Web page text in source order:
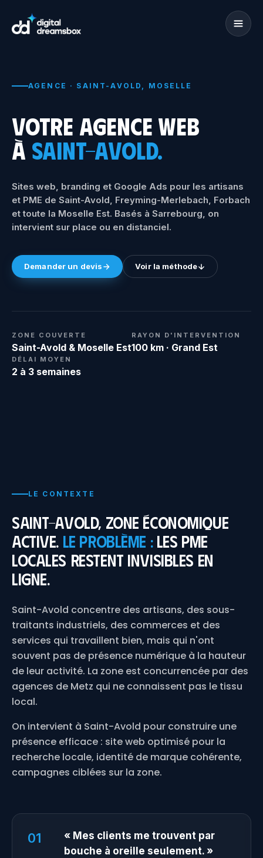
AGENCE · SAINT-AVOLD, MOSELLE
VOTRE AGENCE WEB
À SAINT-AVOLD.
Sites web, branding et Google Ads pour les artisans
et PME de Saint-Avold, Freyming-Merlebach, Forbach
et toute la Moselle Est. Basés à Sarrebourg, on
intervient sur place ou en distanciel.
Demander un devis Voir la méthode
ZONE COUVERTE
Saint-Avold & Moselle Est
RAYON D'INTERVENTION
100 km · Grand Est
DÉLAI MOYEN
2 à 3 semaines
LE CONTEXTE
Saint-Avold, zone économique
active. Le problème :les PME
locales restent invisibles en
ligne.
Saint-Avold concentre des artisans, des sous-
traitants industriels, des commerces et des
services qui travaillent bien, mais qui n'ont
souvent pas de présence numérique à la hauteur
de leur activité. La zone est concurrencée par des
agences de Metz qui ne connaissent pas le tissu
local.
On intervient à Saint-Avold pour construire une
présence efficace : site web optimisé pour la
recherche locale, identité de marque cohérente,
campagnes ciblées sur la zone.
01
« Mes clients me trouvent par
bouche à oreille seulement. »